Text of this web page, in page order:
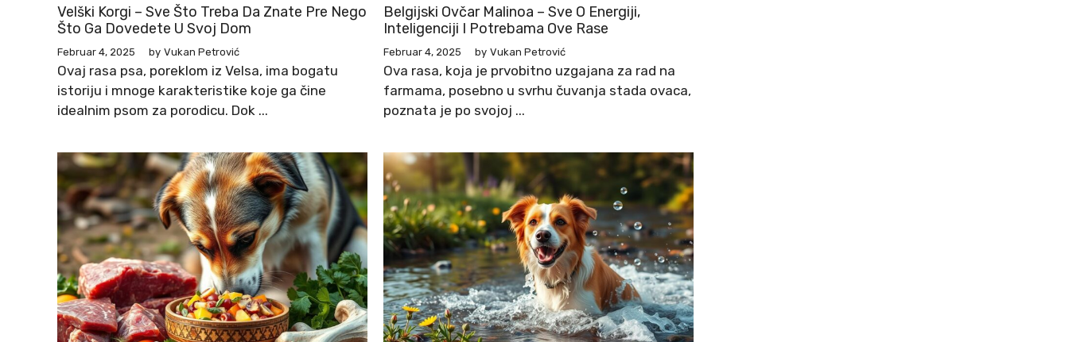
Velški Korgi – Sve Što Treba Da Znate Pre Nego
Što Ga Dovedete U Svoj Dom
Februar 4, 2025 by Vukan Petrović
Ovaj rasa psa, poreklom iz Velsa, ima bogatu
istoriju i mnoge karakteristike koje ga čine
idealnim psom za porodicu. Dok ...
Belgijski Ovčar Malinoa – Sve O Energiji,
Inteligenciji I Potrebama Ove Rase
Februar 4, 2025 by Vukan Petrović
Ova rasa, koja je prvobitno uzgajana za rad na
farmama, posebno u svrhu čuvanja stada ovaca,
poznata je po svojoj ...